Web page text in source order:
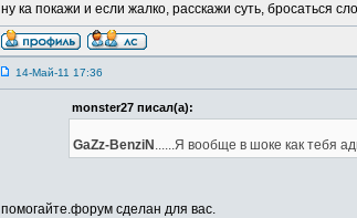
ну ка покажи и если жалко, расскажи суть, бросаться
14-Май-11 17:36
monster27 писал(а):
GaZz-BenziN ......Я вообще в шоке как тебя
помогайте.форум сделан для вас.